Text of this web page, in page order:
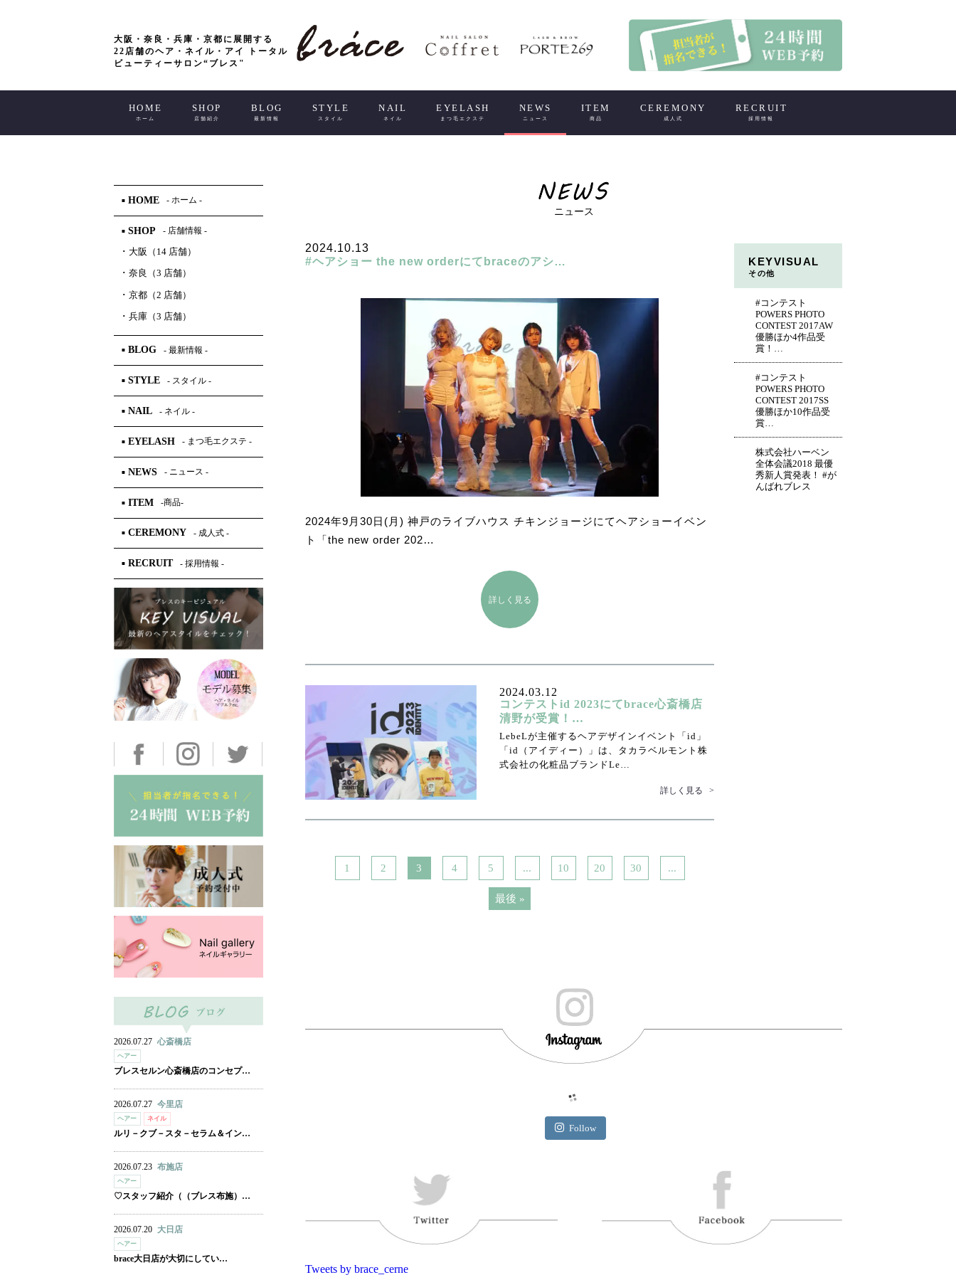
大阪・奈良・兵庫・京都に展開する
22店舗のヘア・ネイル・アイ トータル
ビューティーサロン“ブレス"
HOME
ホーム
SHOP
店舗紹介
BLOG
最新情報
STYLE
スタイル
NAIL
ネイル
EYELASH
まつ毛エクステ
NEWS
ニュース
ITEM
商品
CEREMONY
成人式
RECRUIT
採用情報
ニュース
2024.10.13
#ヘアショー the new orderにてbraceのアシ…
2024年9月30日(月) 神戸のライブハウス チキンジョージにてヘアショーイベン
ト「the new order 202…
詳しく見る
2024.03.12
コンテストid 2023にてbrace心斎橋店
清野が受賞！…
LebeLが主催するヘアデザインイベント「id」
「id（アイディー）」は、タカラベルモント株
式会社の化粧品ブランドLe…
詳しく見る >
1 2 3 4 5 ... 10 20 30 ...
最後 »
KEYVISUAL
その他
#コンテスト
POWERS PHOTO
CONTEST 2017AW
優勝ほか4作品受
賞！…
#コンテスト
POWERS PHOTO
CONTEST 2017SS
優勝ほか10作品受
賞…
株式会社ハーベン
全体会議2018 最優
秀新人賞発表！ #が
んばれブレス
Follow
Tweets by brace_cerne
■ HOME - ホーム -
■ SHOP - 店舗情報 -
･ 大阪（14 店舗）
･ 奈良（3 店舗）
･ 京都（2 店舗）
･ 兵庫（3 店舗）
■ BLOG - 最新情報 -
■ STYLE - スタイル -
■ NAIL - ネイル -
■ EYELASH - まつ毛エクステ -
■ NEWS - ニュース -
■ ITEM -商品-
■ CEREMONY - 成人式 -
■ RECRUIT - 採用情報 -
2026.07.27 心斎橋店
ヘアー
ブレスセルン心斎橋店のコンセプ…
2026.07.27 今里店
ヘアー ネイル
ルリ－クブ－スタ－セラム＆イン…
2026.07.23 布施店
ヘアー
♡スタッフ紹介（（ブレス布施）…
2026.07.20 大日店
ヘアー
brace大日店が大切にしてい…